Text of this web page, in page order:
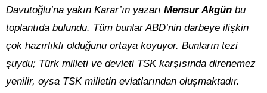
Davutoğlu’na yakın Karar’ın yazarı Mensur Akgün bu
toplantıda bulundu. Tüm bunlar ABD’nin darbeye ilişkin
çok hazırlıklı olduğunu ortaya koyuyor. Bunların tezi
şuydu; Türk milleti ve devleti TSK karşısında direnemez
yenilir, oysa TSK milletin evlatlarından oluşmaktadır.